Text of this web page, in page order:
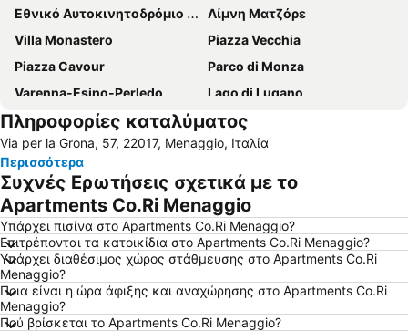
Εθνικό Αυτοκινητοδρόμιο της Μόντζα
Λίμνη Ματζόρε
Villa Monastero
Piazza Vecchia
Piazza Cavour
Parco di Monza
Varenna-Esino-Perledo
Lago di Lugano
Στάδιο Τζουζέπε Σινιγκάλια
Monterosso
Duomo
Museo di Val Verzasca
Πληροφορίες καταλύματος
Via per la Grona, 57, 22017, Menaggio, Ιταλία
Περισσότερα
Συχνές Ερωτήσεις σχετικά με το
Apartments Co.Ri Menaggio
Υπάρχει πισίνα στο Apartments Co.Ri Menaggio?
Επιτρέπονται τα κατοικίδια στο Apartments Co.Ri Menaggio?
Υπάρχει διαθέσιμος χώρος στάθμευσης στο Apartments Co.Ri
Menaggio?
Ποια είναι η ώρα άφιξης και αναχώρησης στο Apartments Co.Ri
Menaggio?
Πού βρίσκεται το Apartments Co.Ri Menaggio?